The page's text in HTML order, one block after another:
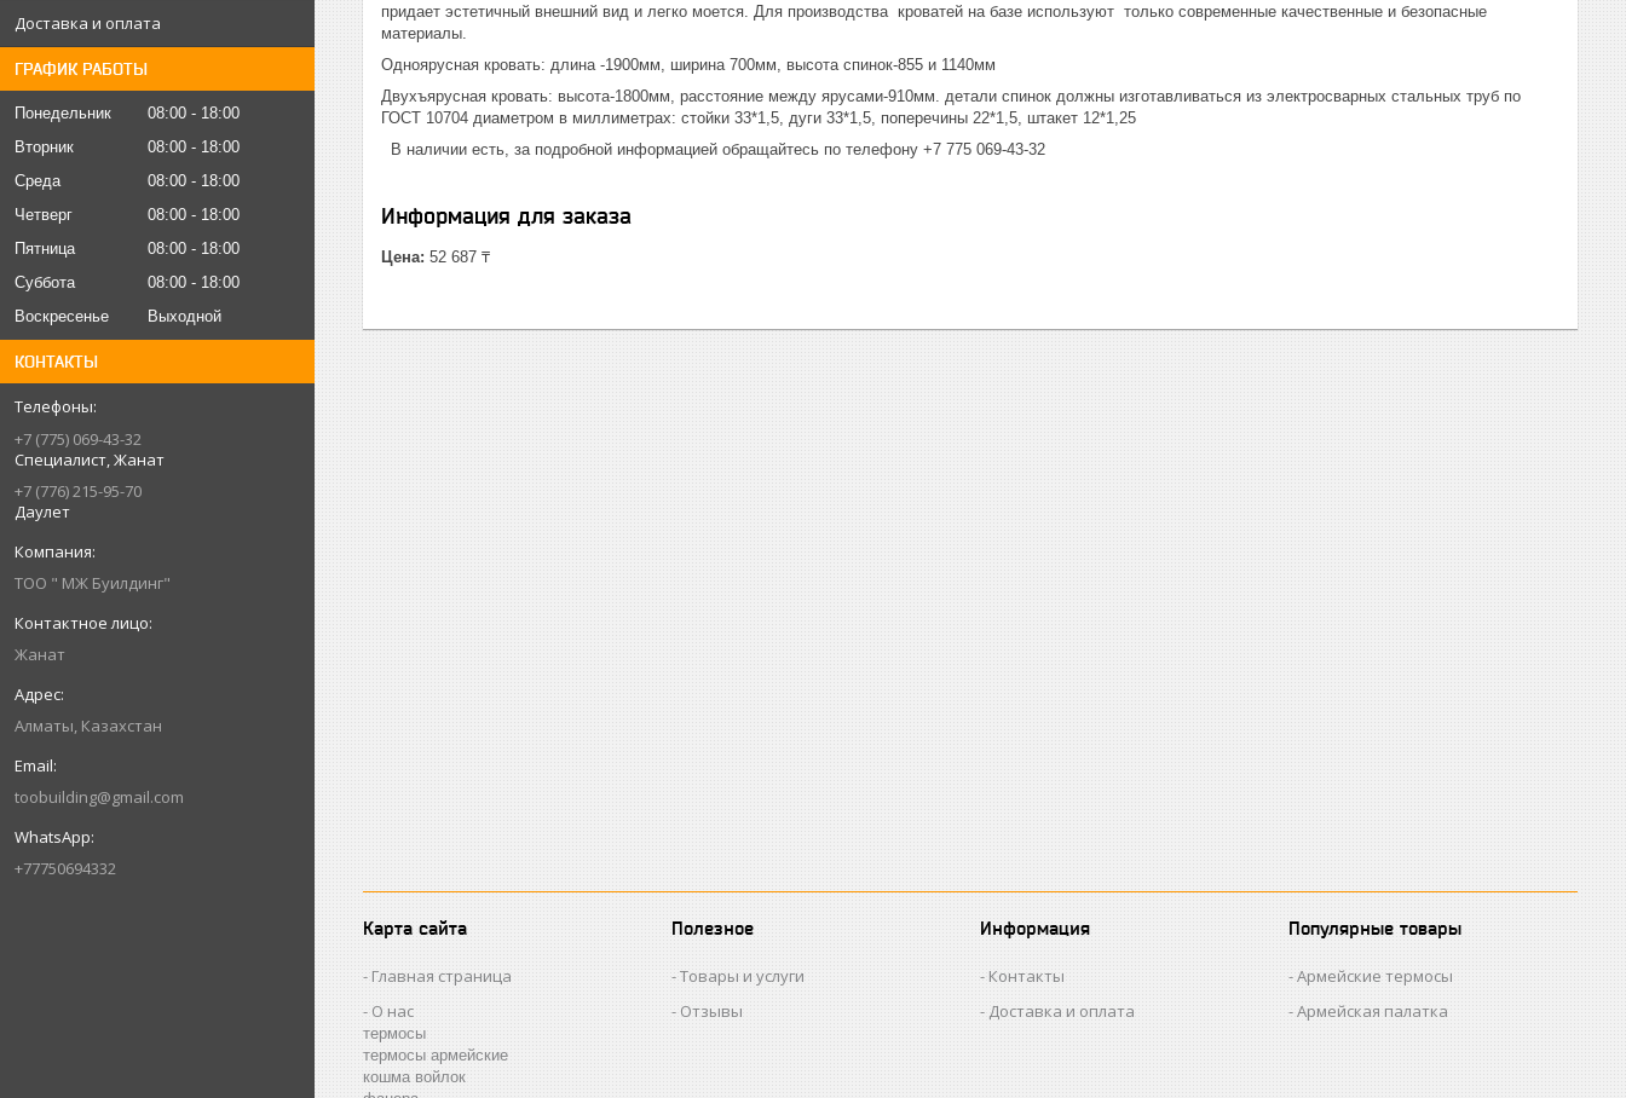
Доставка и оплата
ГРАФИК РАБОТЫ
Понедельник 08:00
18:00
Вторник
08:00
18:00
Среда
08:00
18:00
Четверг
08:00
18:00
Пятница
08:00
18:00
Суббота
08:00
18:00
Воскресенье
Выходной
КОНТАКТЫ
+7 (775) 069-43-32
Специалист, Жанат
+7 (776) 215-95-70
Даулет
ТОО " МЖ Буилдинг"
Жанат
Алматы, Казахстан
toobuilding@gmail.com
+77750694332
придает эстетичный внешний вид и легко моется. Для производства кроватей на базе используют только современные качественные и безопасные
материалы.
Одноярусная кровать: длина -1900мм, ширина 700мм, высота спинок-855 и 1140мм
Двухъярусная кровать: высота-1800мм, расстояние между ярусами-910мм. детали спинок должны изготавливаться из электросварных стальных труб по
ГОСТ 10704 диаметром в миллиметрах: стойки 33*1,5, дуги 33*1,5, поперечины 22*1,5, штакет 12*1,25
В наличии есть, за подробной информацией обращайтесь по телефону +7 775 069-43-32
Информация для заказа
Цена: 52 687 ₸
Карта сайта
Главная страница
О нас
Полезное
Товары и услуги
Отзывы
Информация
Контакты
Доставка и оплата
Популярные товары
Армейские термосы
Армейская палатка
термосы
термосы армейские
кошма войлок